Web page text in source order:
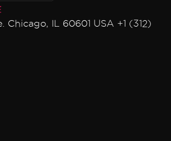
Chicago, IL 60601 USA +1 (312)